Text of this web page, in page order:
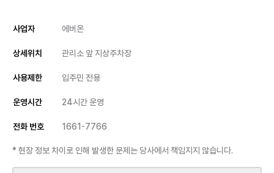
사업자 에버온
상세위치 관리소 앞 지상주차장
사용제한 입주민 전용
운영시간 24시간 운영
전화 번호 1661-7766
* 현장 정보 차이로 인해 발생한 문제는 당사에서 책임지지 않습니다.